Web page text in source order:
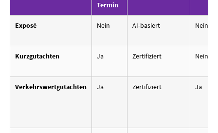
Termin
Exposé Nein AI-basiert Nein
Kurzgutachten Ja Zertifiziert Nein
Verkehrswertgutachten Ja Zertifiziert Ja